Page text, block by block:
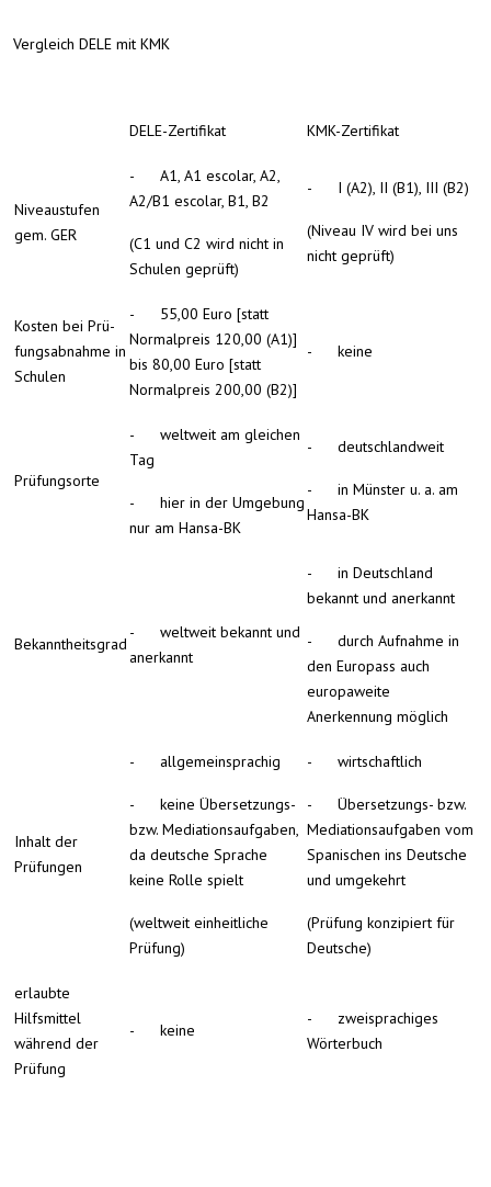
Vergleich DELE mit KMK
DELE-Zertifikat KMK-Zertifikat
Niveaustufen
gem. GER
- A1, A1 escolar, A2,
A2/B1 escolar, B1, B2
(C1 und C2 wird nicht in
Schulen ge­prüft)
- I (A2), II (B1), III (B2)
(Niveau IV wird bei uns
nicht geprüft)
Kosten bei Prü­
fungsabnahme in
Schulen
- 55,00 Euro [statt
Normalpreis 120,00 (A1)]
bis 80,00 Euro [statt
Normalpreis 200,00 (B2)]
- keine
Prüfungsorte
- weltweit am gleichen
Tag
- hier in der Umgebung
nur am Hansa-BK
- deutschlandweit
- in Münster u. a. am
Hansa-BK
Bekanntheitsgrad
- weltweit bekannt und
anerkannt
- in Deutschland
bekannt und anerkannt
- durch Aufnahme in
den Europass auch
europaweite
Anerkennung möglich
Inhalt der
Prüfun­gen
- allgemeinsprachig
- keine Übersetzungs-
bzw. Mediations­aufgaben,
da deutsche Sprache
keine Rolle spielt
(weltweit einheitliche
Prüfung)
- wirtschaftlich
- Übersetzungs- bzw.
Mediationsaufga­ben vom
Spanischen ins Deutsche
und umgekehrt
(Prüfung konzipiert für
Deutsche)
erlaubte
Hilfsmittel
während der
Prü­fung
- keine
- zweisprachiges
Wörterbuch